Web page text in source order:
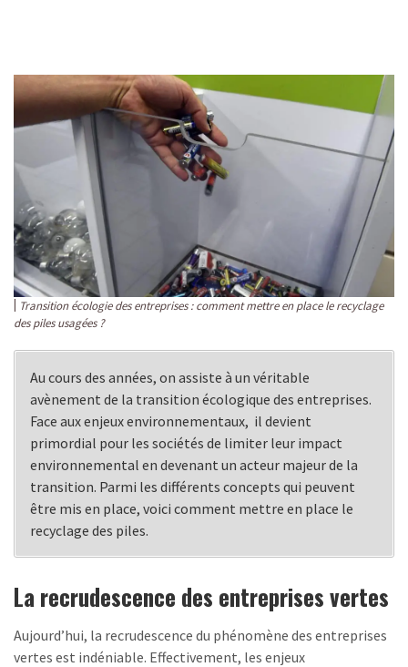
Transition écologie des entreprises : comment mettre en place le recyclage
des piles usagées ?
Au cours des années, on assiste à un véritable
avènement de la transition écologique des entreprises.
Face aux enjeux environnementaux, il devient
primordial pour les sociétés de limiter leur impact
environnemental en devenant un acteur majeur de la
transition. Parmi les différents concepts qui peuvent
être mis en place, voici comment mettre en place le
recyclage des piles.
La recrudescence des entreprises vertes
Aujourd’hui, la recrudescence du phénomène des entreprises
vertes est indéniable. Effectivement, les enjeux